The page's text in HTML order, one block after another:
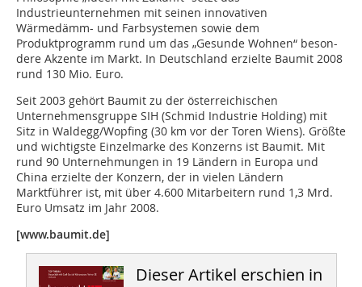
Industrieunternehmen mit seinen innovativen
Wärmedämm- und Farbsystemen sowie dem
Produktprogramm rund um das „Gesunde Wohnen“ beson-
dere Akzente im Markt. In Deutschland erzielte Baumit 2008
rund 130 Mio. Euro.
Seit 2003 gehört Baumit zu der österreichischen
Unternehmensgruppe SIH (Schmid Industrie Holding) mit
Sitz in Waldegg/Wopfing (30 km vor der Toren Wiens). Größte
und wichtigste Einzelmarke des Konzerns ist Baumit. Mit
rund 90 Unternehmungen in 19 Ländern in Europa und
China erzielte der Konzern, der in vielen Ländern
Marktführer ist, mit über 4.600 Mitarbeitern rund 1,3 Mrd.
Euro Umsatz im Jahr 2008.
[www.baumit.de]
Dieser Artikel erschien in